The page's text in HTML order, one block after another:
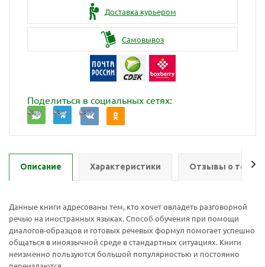
Доставка курьером
Самовывоз
Поделиться в социальных сетях:
Описание Характеристики Отзывы о
Данные книги адресованы тем, кто хочет овладеть разговорной
речью на иностранных языках. Способ обучения при помощи
диалогов-образцов и готовых речевых формул помогает успешно
общаться в иноязычной среде в стандартных ситуациях. Книги
неизменно пользуются большой популярностью и постоянно
Ваш E-mail:
Ваш E-mail: